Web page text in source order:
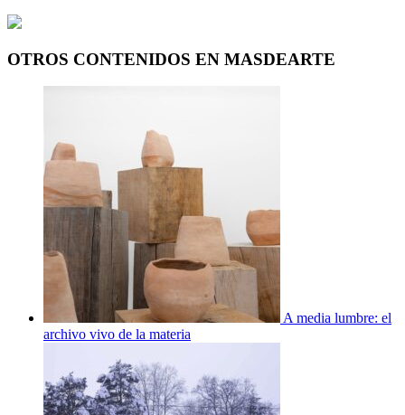
OTROS CONTENIDOS EN MASDEARTE
A media lumbre: el
archivo vivo de la materia